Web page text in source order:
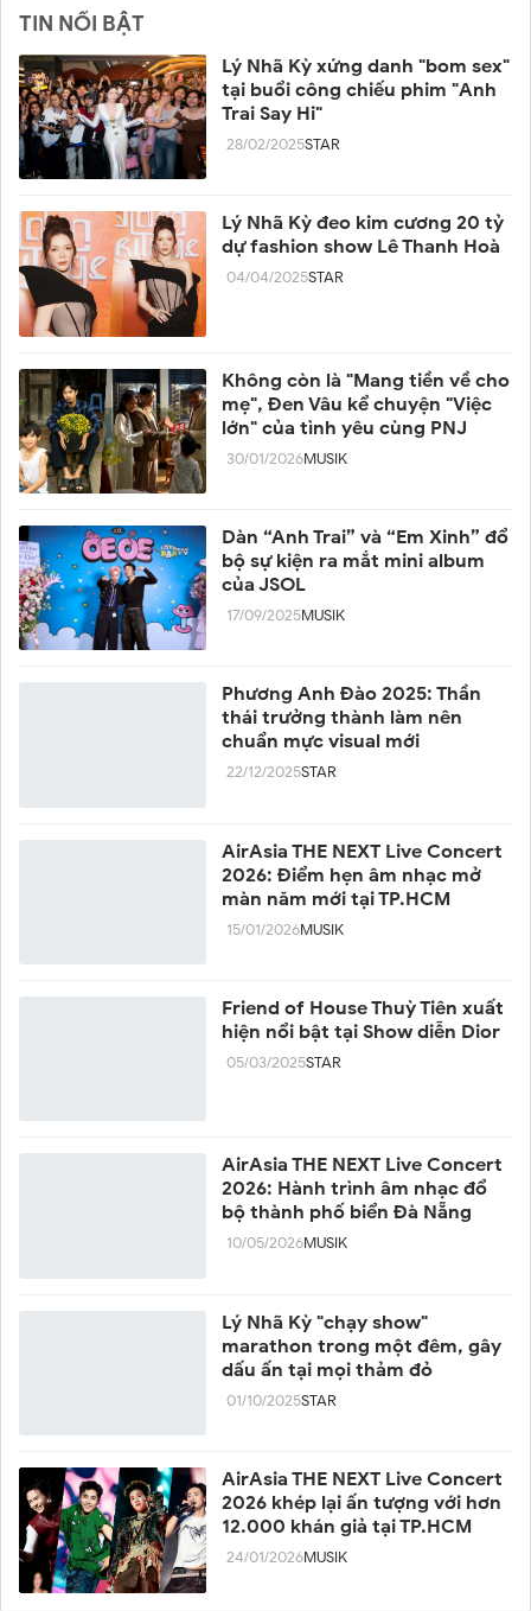
TIN NỔI BẬT
Lý Nhã Kỳ xứng danh "bom sex"
tại buổi công chiếu phim "Anh
Trai Say Hi"
28/02/2025STAR
Lý Nhã Kỳ đeo kim cương 20 tỷ
dự fashion show Lê Thanh Hoà
04/04/2025STAR
Không còn là "Mang tiền về cho
mẹ", Đen Vâu kể chuyện "Việc
lớn" của tình yêu cùng PNJ
30/01/2026MUSIK
Dàn “Anh Trai” và “Em Xinh” đổ
bộ sự kiện ra mắt mini album
của JSOL
17/09/2025MUSIK
Phương Anh Đào 2025: Thần
thái trưởng thành làm nên
chuẩn mực visual mới
22/12/2025STAR
AirAsia THE NEXT Live Concert
2026: Điểm hẹn âm nhạc mở
màn năm mới tại TP.HCM
15/01/2026MUSIK
Friend of House Thuỳ Tiên xuất
hiện nổi bật tại Show diễn Dior
05/03/2025STAR
AirAsia THE NEXT Live Concert
2026: Hành trình âm nhạc đổ
bộ thành phố biển Đà Nẵng
10/05/2026MUSIK
Lý Nhã Kỳ "chạy show"
marathon trong một đêm, gây
dấu ấn tại mọi thảm đỏ
01/10/2025STAR
AirAsia THE NEXT Live Concert
2026 khép lại ấn tượng với hơn
12.000 khán giả tại TP.HCM
24/01/2026MUSIK